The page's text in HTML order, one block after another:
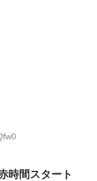
時間スタート